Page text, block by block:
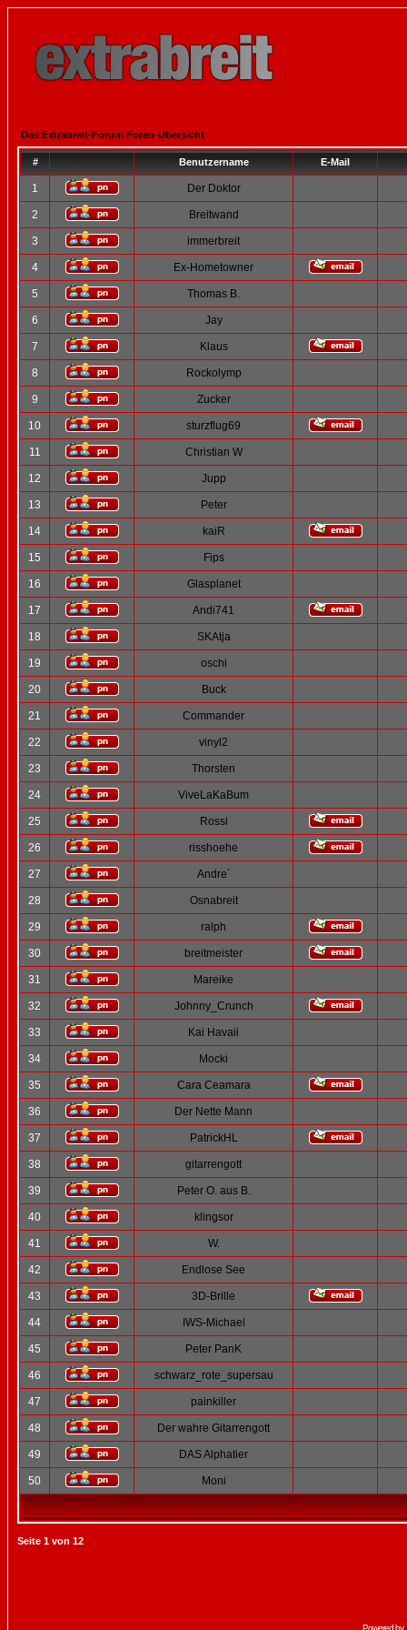
Das Extrabreit-Forum Foren-Übersicht
# Benutzername E-Mail
1 Der Doktor
2 Breitwand
3 immerbreit
4 Ex-Hometowner
5 Thomas B.
6 Jay
7 Klaus
8 Rockolymp
9 Zucker
10 sturzflug69
11 Christian W
12 Jupp
13 Peter
14 kaiR
15 Fips
16 Glasplanet
17 Andi741
18 SKAtja
19 oschi
20 Buck
21 Commander
22 vinyl2
23 Thorsten
24 ViveLaKaBum
25 Rossi
26 risshoehe
27 Andre´
28 Osnabreit
29 ralph
30 breitmeister
31 Mareike
32 Johnny_Crunch
33 Kai Havaii
34 Mocki
35 Cara Ceamara
36 Der Nette Mann
37 PatrickHL
38 gitarrengott
39 Peter O. aus B.
40 klingsor
41 W.
42 Endlose See
43 3D-Brille
44 IWS-Michael
45 Peter PanK
46 schwarz_rote_supersau
47 painkiller
48 Der wahre Gitarrengott
49 DAS Alphatier
50 Moni
Seite 1 von 12
Powered by